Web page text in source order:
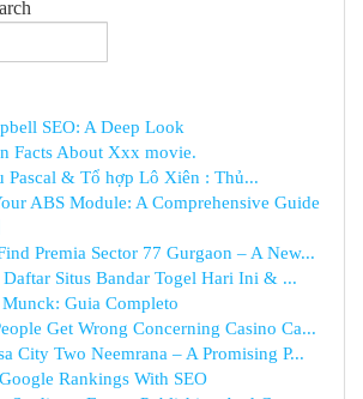
SEO: A Deep Look
Facts About Xxx movie.
Pascal & Tổ hợp Lô Xiên : Thủ...
ABS Module: A Comprehensive Guide
Premia Sector 77 Gurgaon – A New...
Situs Bandar Togel Hari Ini & ...
Guia Completo
Get Wrong Concerning Casino Ca...
City Two Neemrana – A Promising P...
Rankings With SEO